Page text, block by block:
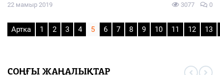
22 мамыр 2019 3077 0
Артка 1 2 3 4 5 6 7 8 9 10 11 12 13
СОҢҒЫ ЖАҢАЛЫҚТАР